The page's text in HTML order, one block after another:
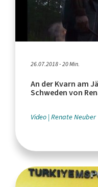
26.07.2018 - 20 Min.
An der Kvarn am
Schweden von
Video Renate Neuber